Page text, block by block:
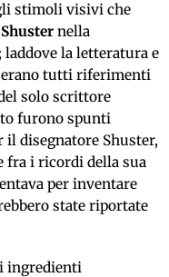
stimoli visivi che
Shuster nella
la letteratura e
erano tutti riferimenti
solo scrittore
furono spunti
disegnatore Shuster,
fra i ricordi della sua
per inventare
state riportate
ingredienti